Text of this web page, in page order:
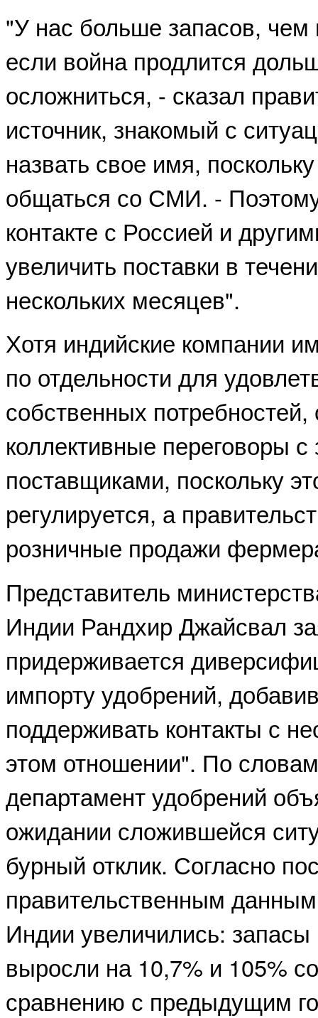
"У нас больше запасов,
если война продлится
осложниться, - сказал
источник, знакомый с
назвать свое имя,
общаться со СМИ. -
контакте с Россией и
увеличить поставки в
нескольких месяцев".
Хотя индийские компании
по отдельности для
собственных потребностей,
коллективные переговоры
поставщиками, поскольку
регулируется, а
розничные продажи
Представитель
Индии Рандхир Джайсвал
придерживается
импорту удобрений,
поддерживать контакты с
этом отношении". По
департамент удобрений
ожидании сложившейся
бурный отклик. Согласно
правительственным
Индии увеличились:
выросли на 10,7% и 105%
сравнению с предыдущим